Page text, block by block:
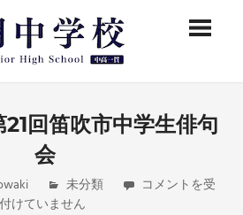
学
回笛吹市中学生俳句
会
未分類
2018.1.25
コメントを受
けていません